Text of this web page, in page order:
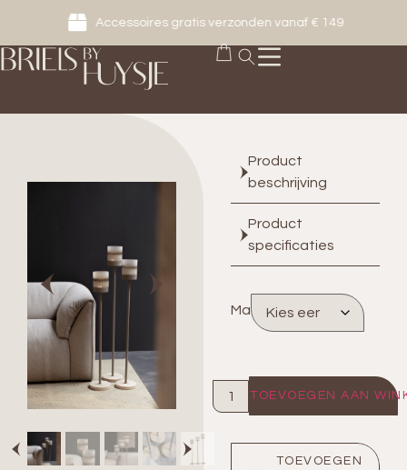
Accessoires gratis verzonden vanaf € 149
Product
beschrijving
Product
specificaties
Maat
TOEVOEGEN AAN
TOEVOEGEN